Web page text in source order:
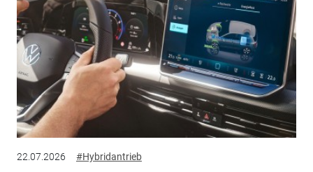
22.07.2026 #Hybridantrieb